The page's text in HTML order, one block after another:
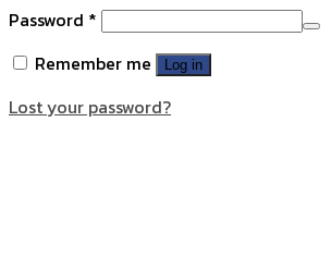
Password *
Remember me
Log in
Lost your password?